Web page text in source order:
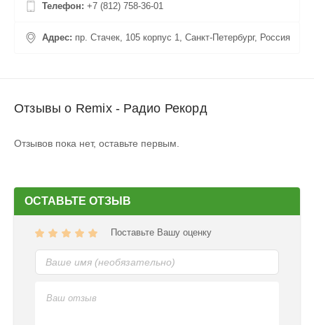
Телефон: +7 (812) 758-36-01
Адрес: пр. Стачек, 105 корпус 1, Санкт-Петербург, Россия
Отзывы о Remix - Радио Рекорд
Отзывов пока нет, оставьте первым.
ОСТАВЬТЕ ОТЗЫВ
Поставьте Вашу оценку